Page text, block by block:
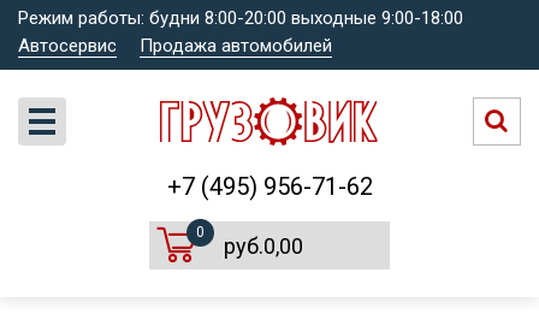
Режим работы: будни 8:00-20:00 выходные 9:00-18:00
Автосервис
Продажа автомобилей
+7 (495) 956-71-62
0
руб.0,00